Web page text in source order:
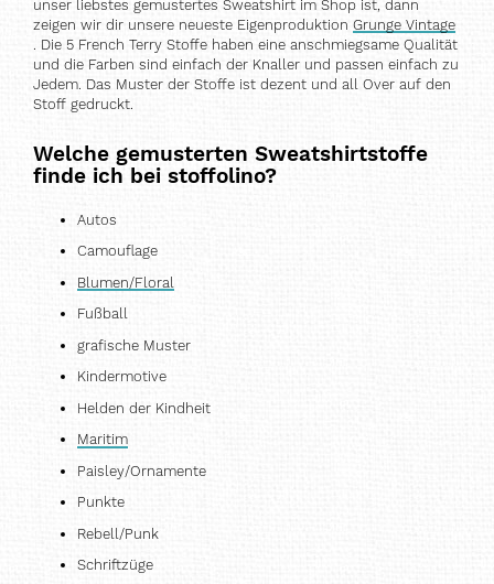
unser liebstes gemustertes Sweatshirt im Shop ist, dann
zeigen wir dir unsere neueste Eigenproduktion Grunge Vintage
. Die 5 French Terry Stoffe haben eine anschmiegsame Qualität
und die Farben sind einfach der Knaller und passen einfach zu
Jedem. Das Muster der Stoffe ist dezent und all Over auf den
Stoff gedruckt.
Welche gemusterten Sweatshirtstoffe
finde ich bei stoffolino?
Autos
Camouflage
Blumen/Floral
Fußball
grafische Muster
Kindermotive
Helden der Kindheit
Maritim
Paisley/Ornamente
Punkte
Rebell/Punk
Schriftzüge